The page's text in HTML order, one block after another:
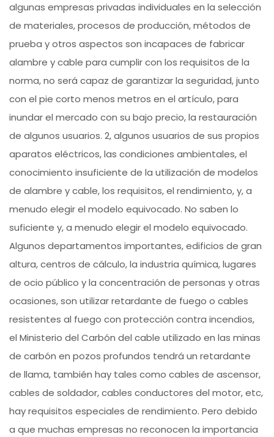
algunas empresas privadas individuales en la selección
de materiales, procesos de producción, métodos de
prueba y otros aspectos son incapaces de fabricar
alambre y cable para cumplir con los requisitos de la
norma, no será capaz de garantizar la seguridad, junto
con el pie corto menos metros en el artículo, para
inundar el mercado con su bajo precio, la restauración
de algunos usuarios. 2, algunos usuarios de sus propios
aparatos eléctricos, las condiciones ambientales, el
conocimiento insuficiente de la utilización de modelos
de alambre y cable, los requisitos, el rendimiento, y, a
menudo elegir el modelo equivocado. No saben lo
suficiente y, a menudo elegir el modelo equivocado.
Algunos departamentos importantes, edificios de gran
altura, centros de cálculo, la industria química, lugares
de ocio público y la concentración de personas y otras
ocasiones, son utilizar retardante de fuego o cables
resistentes al fuego con protección contra incendios,
el Ministerio del Carbón del cable utilizado en las minas
de carbón en pozos profundos tendrá un retardante
de llama, también hay tales como cables de ascensor,
cables de soldador, cables conductores del motor, etc,
hay requisitos especiales de rendimiento. Pero debido
a que muchas empresas no reconocen la importancia